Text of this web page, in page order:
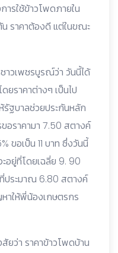
ารใช้ข้าวโพดภายใน
ราคาต้องดี แต่ในขณะ
าวเพชรบูรณ์ว่า วันนี้ได้
ยราคาต่างๆ เป็นไป
รัฐบาลช่วยประกันหลัก
อราคามา 7.50 สตางค์
ขอเป็น 11 บาท ซึ่งวันนี้
อยู่ที่โดยเฉลี่ย 9. 90
ประมาณ 6.80 สตางค์
ให้พี่น้องเกษตรกร
ยว่า ราคาข้าวโพดบ้าน